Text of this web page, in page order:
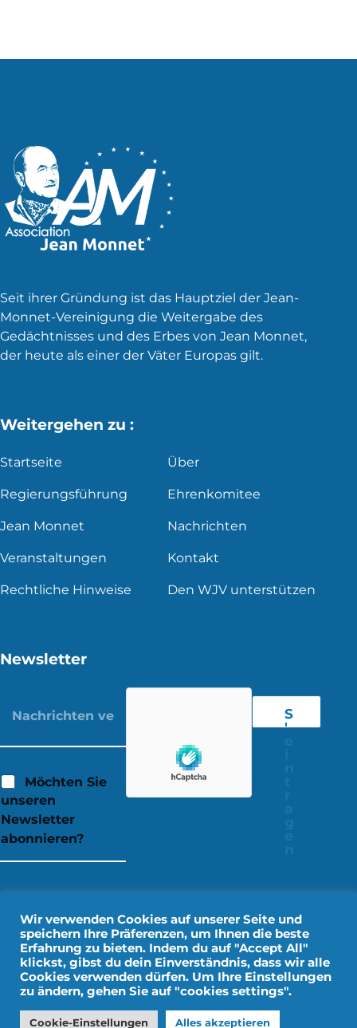
Seit ihrer Gründung ist das Hauptziel der Jean-
Monnet-Vereinigung die Weitergabe des
Gedächtnisses und des Erbes von Jean Monnet,
der heute als einer der Väter Europas gilt.
Weitergehen zu :
Startseite Über
Regierungsführung Ehrenkomitee
Jean Monnet Nachrichten
Veranstaltungen Kontakt
Rechtliche Hinweise Den WJV unterstützen
Newsletter
Möchten Sie
unseren
Newsletter
abonnieren?
S
'
Rechtliche Hinweise
Persönliche Daten
Wir verwenden Cookies auf unserer Seite und
speichern Ihre Präferenzen, um Ihnen die beste
Erfahrung zu bieten. Indem du auf "Accept All"
klickst, gibst du dein Einverständnis, dass wir alle
Cookies verwenden dürfen. Um Ihre Einstellungen
zu ändern, gehen Sie auf "cookies settings".
Cookie-Einstellungen Alles akzeptieren